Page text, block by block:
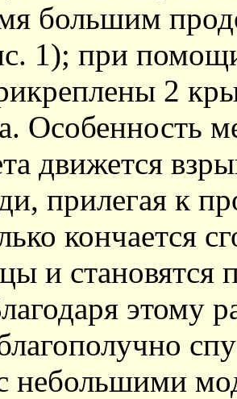
большим
1); при
2
Особенность
движется
прилегая к
кончается
и становятся
этому
небольшими